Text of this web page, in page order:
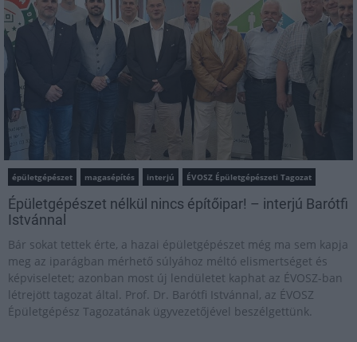
épületgépészet magasépítés interjú ÉVOSZ Épületgépészeti Tagozat
Épületgépészet nélkül nincs építőipar! – interjú Barótfi
Istvánnal
Bár sokat tettek érte, a hazai épületgépészet még ma sem kapja
meg az iparágban mérhető súlyához méltó elismertséget és
képviseletet; azonban most új lendületet kaphat az ÉVOSZ-ban
létrejött tagozat által. Prof. Dr. Barótfi Istvánnal, az ÉVOSZ
Épületgépész Tagozatának ügyvezetőjével beszélgettünk.